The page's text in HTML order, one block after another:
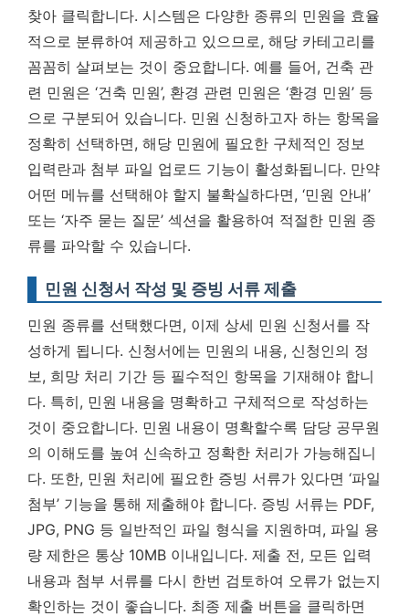
찾아 클릭합니다. 시스템은 다양한 종류의 민원을 효율
적으로 분류하여 제공하고 있으므로, 해당 카테고리를
꼼꼼히 살펴보는 것이 중요합니다. 예를 들어, 건축 관
련 민원은 ‘건축 민원’, 환경 관련 민원은 ‘환경 민원’ 등
으로 구분되어 있습니다. 민원 신청하고자 하는 항목을
정확히 선택하면, 해당 민원에 필요한 구체적인 정보
입력란과 첨부 파일 업로드 기능이 활성화됩니다. 만약
어떤 메뉴를 선택해야 할지 불확실하다면, ‘민원 안내’
또는 ‘자주 묻는 질문’ 섹션을 활용하여 적절한 민원 종
류를 파악할 수 있습니다.
민원 신청서 작성 및 증빙 서류 제출
민원 종류를 선택했다면, 이제 상세 민원 신청서를 작
성하게 됩니다. 신청서에는 민원의 내용, 신청인의 정
보, 희망 처리 기간 등 필수적인 항목을 기재해야 합니
다. 특히, 민원 내용을 명확하고 구체적으로 작성하는
것이 중요합니다. 민원 내용이 명확할수록 담당 공무원
의 이해도를 높여 신속하고 정확한 처리가 가능해집니
다. 또한, 민원 처리에 필요한 증빙 서류가 있다면 ‘파일
첨부’ 기능을 통해 제출해야 합니다. 증빙 서류는 PDF,
JPG, PNG 등 일반적인 파일 형식을 지원하며, 파일 용
량 제한은 통상 10MB 이내입니다. 제출 전, 모든 입력
내용과 첨부 서류를 다시 한번 검토하여 오류가 없는지
확인하는 것이 좋습니다. 최종 제출 버튼을 클릭하면